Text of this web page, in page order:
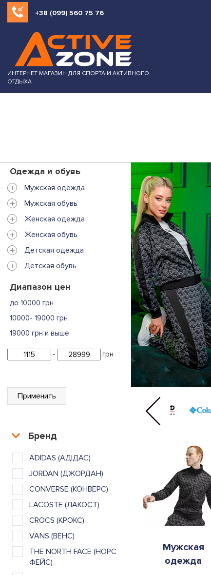
+38 (099) 560 75 76
ИНТЕРНЕТ МАГАЗИН ДЛЯ СПОРТА И АКТИВНОГО
ОТДЫХА
Одежда и обувь
+ Мужская одежда
+ Мужская обувь
+ Женская одежда
+ Женская обувь
+ Детская одежда
+ Детская обувь
Диапазон цен
до 10000 грн
10000- 19000 грн
19000 грн и выше
- грн
Применить
Бренд
ADIDAS (АДІДАС)
JORDAN (ДЖОРДАН)
CONVERSE (КОНВЕРС)
LACOSTE (ЛАКОСТ)
CROCS (КРОКС)
VANS (ВЕНС)
THE NORTH FACE (НОРС
ФЕЙС)
Мужская
одежда